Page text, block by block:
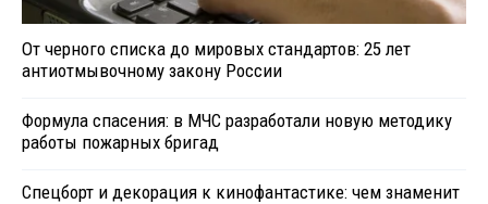
От черного списка до мировых стандартов: 25 лет
антиотмывочному закону России
Формула спасения: в МЧС разработали новую методику
работы пожарных бригад
Спецборт и декорация к кинофантастике: чем знаменит